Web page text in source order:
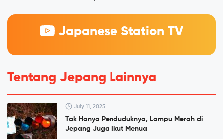
Japanese Station TV
Tentang Jepang Lainnya
July 11, 2025
Tak Hanya Penduduknya, Lampu Merah di
Jepang Juga Ikut Menua